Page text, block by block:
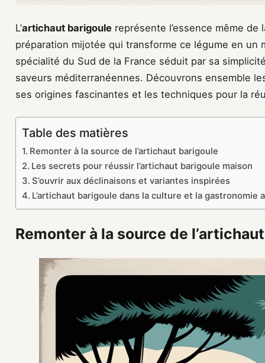
L’artichaut barigoule représente l’essence même
préparation mijotée qui transforme ce légume en un
spécialité du Sud de la France séduit par sa
saveurs méditerranéennes. Découvrons ensemble
ses origines fascinantes et les techniques pour la
Table des matières
Remonter à la source de l’artichaut barigoule
Les secrets pour réussir l’artichaut barigoule maison
S’ouvrir aux déclinaisons et variantes inspirées
L’artichaut barigoule dans la culture et la gastronomie
Remonter à la source de